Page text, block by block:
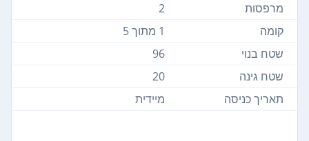
מרפסות
2
קומה
1 מתוך 5
שטח בנוי
96
שטח גינה
20
תאריך כניסה
מיידית